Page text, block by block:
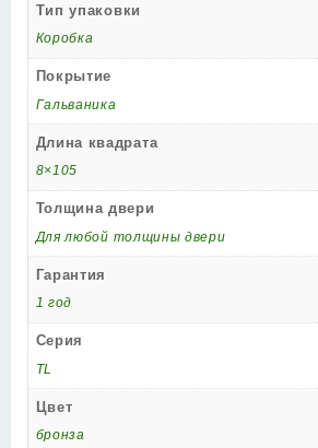
Тип упаковки
Коробка
Покрытие
Гальваника
Длина квадрата
8×105
Толщина двери
Для любой толщины двери
Гарантия
1 год
Серия
TL
Цвет
бронза